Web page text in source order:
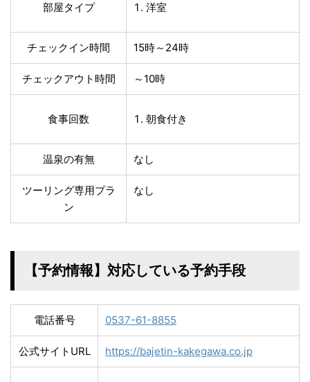
部屋タイプ 洋室
チェックイン時間 15時～24時
チェックアウト時間 ～10時
食事回数 朝食付き
温泉の有無 なし
ツーリング専用プラ
ン
なし
【予約情報】対応している予約手段
電話番号 0537-61-8855
公式サイトURL https://bajetin-kakegawa.co.jp